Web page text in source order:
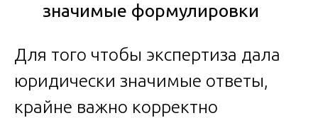
значимые формулировки
Для того чтобы экспертиза дала
юридически значимые ответы,
крайне важно корректно